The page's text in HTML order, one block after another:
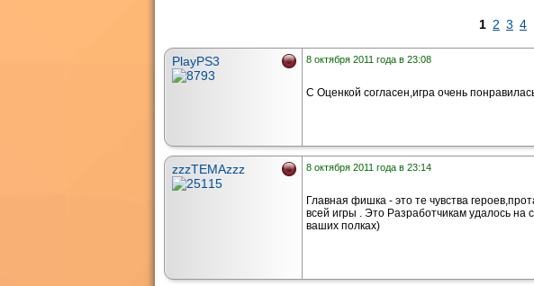
1 2 3 4
PlayPS3 8 октября 2011 года в 23:08
С Оценкой согласен,игра очень
zzzTEMAzzz 8 октября 2011 года в 23:14
Главная фишка - это те чувства
всей игры . Это Разработчикам удалось на
ваших полках)